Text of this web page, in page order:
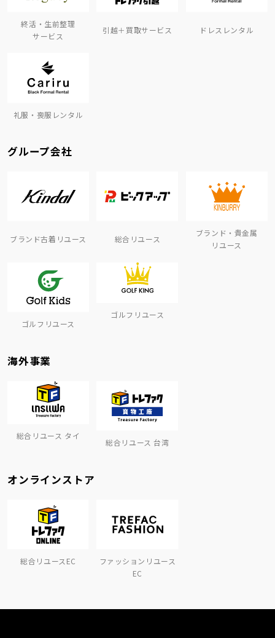
終活・生前整理
サービス
引越＋買取サービス ドレスレンタル
礼服・喪服レンタル
グループ会社
ブランド古着リユース 総合リユース
ブランド・貴金属
リユース
ゴルフリユース
ゴルフリユース
海外事業
総合リユース タイ
総合リユース 台湾
オンラインストア
総合リユースEC
ファッションリユース
EC